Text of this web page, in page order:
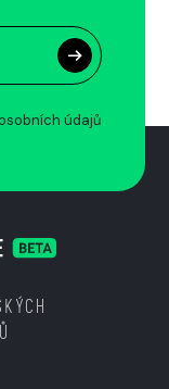
údajů